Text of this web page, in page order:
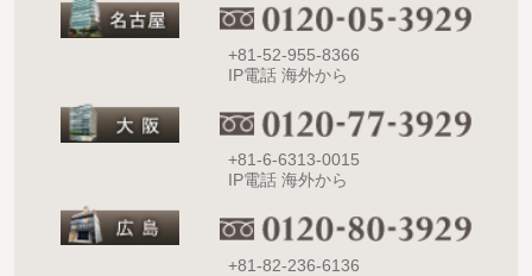
+81-52-955-8366
IP電話 海外から
+81-6-6313-0015
IP電話 海外から
+81-82-236-6136